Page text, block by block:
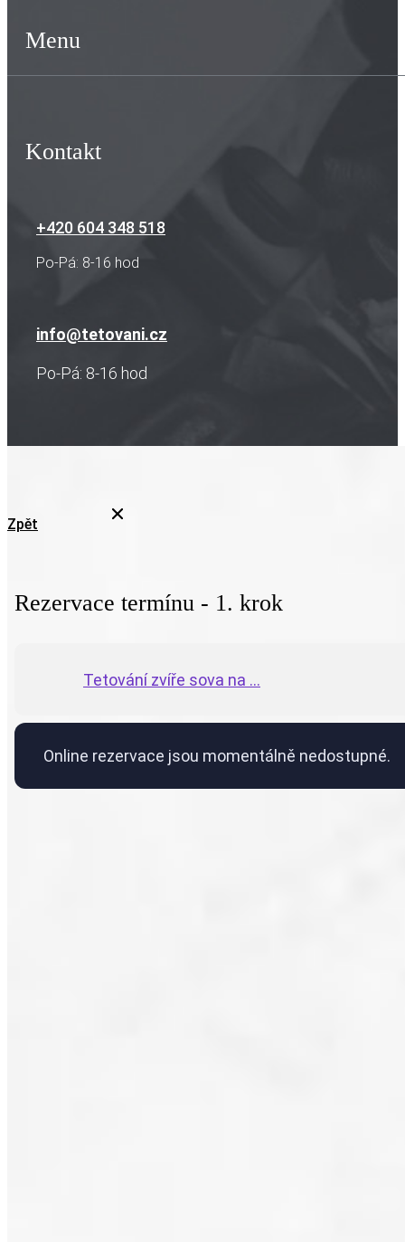
Menu
Kontakt
+420 604 348 518
Po-Pá: 8-16 hod
info@tetovani.cz
Po-Pá: 8-16 hod
Zpět
Rezervace termínu - 1. krok
Tetování zvíře sova na ...
Online rezervace jsou momentálně nedostupné.